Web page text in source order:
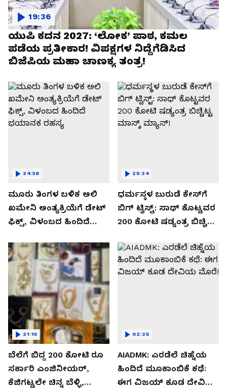
ಯುಪಿ ಕದನ 2027: ‘ಲೋಕ’ ಪಾಠ, ಕಮಲ
ಪಡೆಯ ಪ್ರತೀಕಾರ! ವಿಪಕ್ಷಗಳ ನಿದ್ದೆಗೆಡಿಸಿದ
ಬಿಜೆಪಿಯ ಮಹಾ ಚಾಣಕ್ಯ ತಂತ್ರ!
19:36
ಮೂರು ತಿಂಗಳ ಬಳಿಕ ಅಲಿ
ಖಮೇನಿ ಅಂತ್ಯಕ್ರಿಯೆಗೆ ಡೇಟ್
ಫಿಕ್ಸ್, ವಿಳಂಬದ ಹಿಂದಿದೆ
24:36
ಧರ್ಮಸ್ಥಳ ಬುರುಡೆ ಕೇಸ್‌ಗೆ
ಬಿಗ್ ಟ್ವಿಸ್ಟ್: ಸಾಥ್ ಕೊಟ್ಟವರ
₹200 ಕೋಟಿ ಷಡ್ಯಂತ್ರ ಬಿಚ್ಚಿಟ್ಟ
25:24
ಬೆಲೆಗೆ ಬಿದ್ದ 200 ಕೋಟಿ ರೂ
ಸರ್ಕಾರಿ ಎಂಜಿನೀಯರ್,
ಕೆಜಿಗಟ್ಟಲೇ ಚಿನ್ನ ಬೆಳ್ಳಿ,
21:15
AIADMK: ಎರಡೆಲೆ ಚಿಹ್ನೆಯ
ಹಿಂದಿದೆ ಮೂಕಾಂಬಿಕೆ ಕಥೆ:
ಈಗ ವಿಜಯ್ ಕೂಡ ದೇವಿಯ
02:25